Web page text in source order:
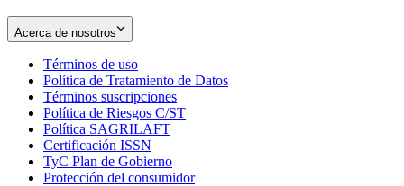
Acerca de nosotros
Términos de uso
in
new
window
Política de Tratamiento de Datos
Términos suscripciones
in
Política de Riesgos C/ST
Política SAGRILAFT
new
window
Certificación ISSN
in
new
TyC Plan de Gobierno
in
Protección del consumidorOpens